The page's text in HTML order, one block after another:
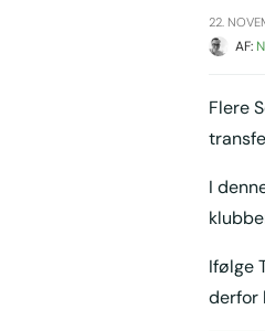
22.
AF:
Flere
I
Ifølge
derfor